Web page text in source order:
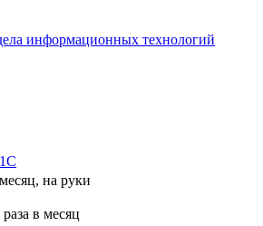
информационных технологий
на руки
в месяц